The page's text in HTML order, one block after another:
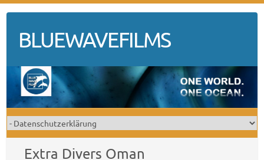
contentBLUEWAVEFILMS
Extra Divers Oman